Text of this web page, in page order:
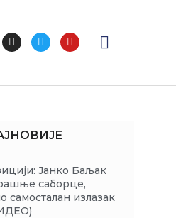
I
n
g
T
w
e
Y
o
b
Јанко Баљак
саборце,
самосталан излазак